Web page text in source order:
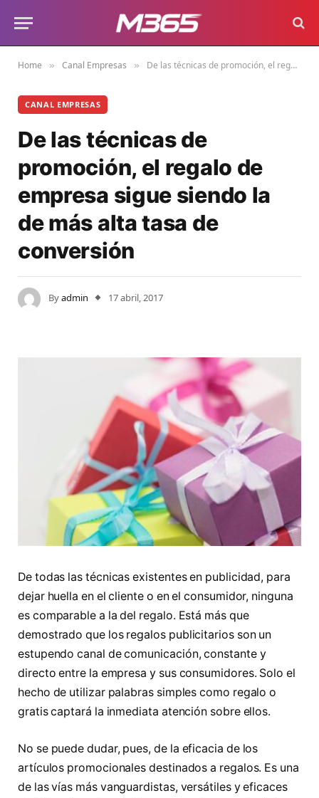
Home » Canal Empresas » De las técnicas de promoción, el regalo de empresa sigue siendo la de más alta tasa de conversión
CANAL EMPRESAS
De las técnicas de
promoción, el regalo de
empresa sigue siendo la
de más alta tasa de
conversión
Byadmin 17 abril, 2017
De todas las técnicas existentes en publicidad, para
dejar huella en el cliente o en el consumidor, ninguna
es comparable a la del regalo. Está más que
demostrado que los regalos publicitarios son un
estupendo canal de comunicación, constante y
directo entre la empresa y sus consumidores. Solo el
hecho de utilizar palabras simples como regalo o
gratis captará la inmediata atención sobre ellos.
No se puede dudar, pues, de la eficacia de los
artículos promocionales destinados a regalos. Es una
de las vías más vanguardistas, versátiles y eficaces